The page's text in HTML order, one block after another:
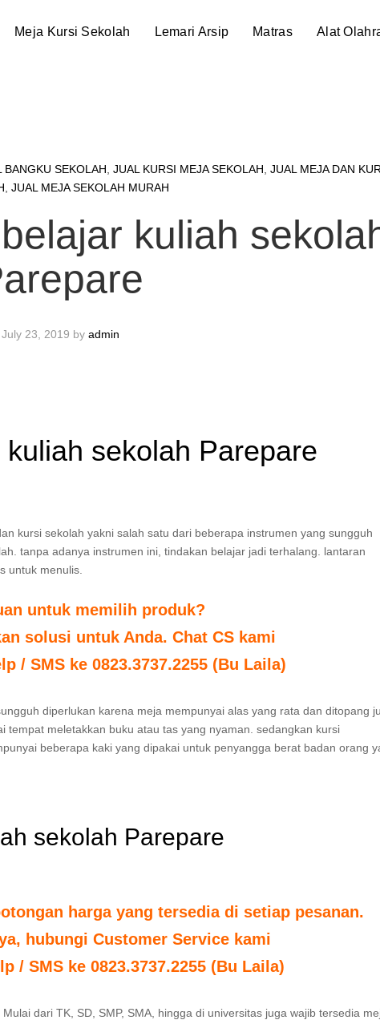
Meja Kursi Sekolah Lemari Arsip Matras Alat
BANGKU SEKOLAH ,JUAL KURSI MEJA SEKOLAH ,JUAL MEJA DAN
JUAL MEJA SEKOLAH MURAH
kuliah
July 23, 2019 byadmin
sekolah Parepare
kursi sekolah yakni salah satu dari beberapa instrumen yang sungguh
tanpa adanya instrumen ini, tindakan belajar jadi terhalang. lantaran
untuk menulis.
untuk memilih produk?
solusi untuk Anda. Chat CS kami
/ SMS ke 0823.3737.2255 (Bu Laila)
diperlukan karena meja mempunyai alas yang rata dan ditopang
tempat meletakkan buku atau tas yang nyaman. sedangkan kursi
beberapa kaki yang dipakai untuk penyangga berat badan orang
sekolah Parepare
harga yang tersedia di setiap pesanan.
hubungi Customer Service kami
/ SMS ke 0823.3737.2255 (Bu Laila)
dari TK, SD, SMP, SMA, hingga di universitas juga wajib tersedia